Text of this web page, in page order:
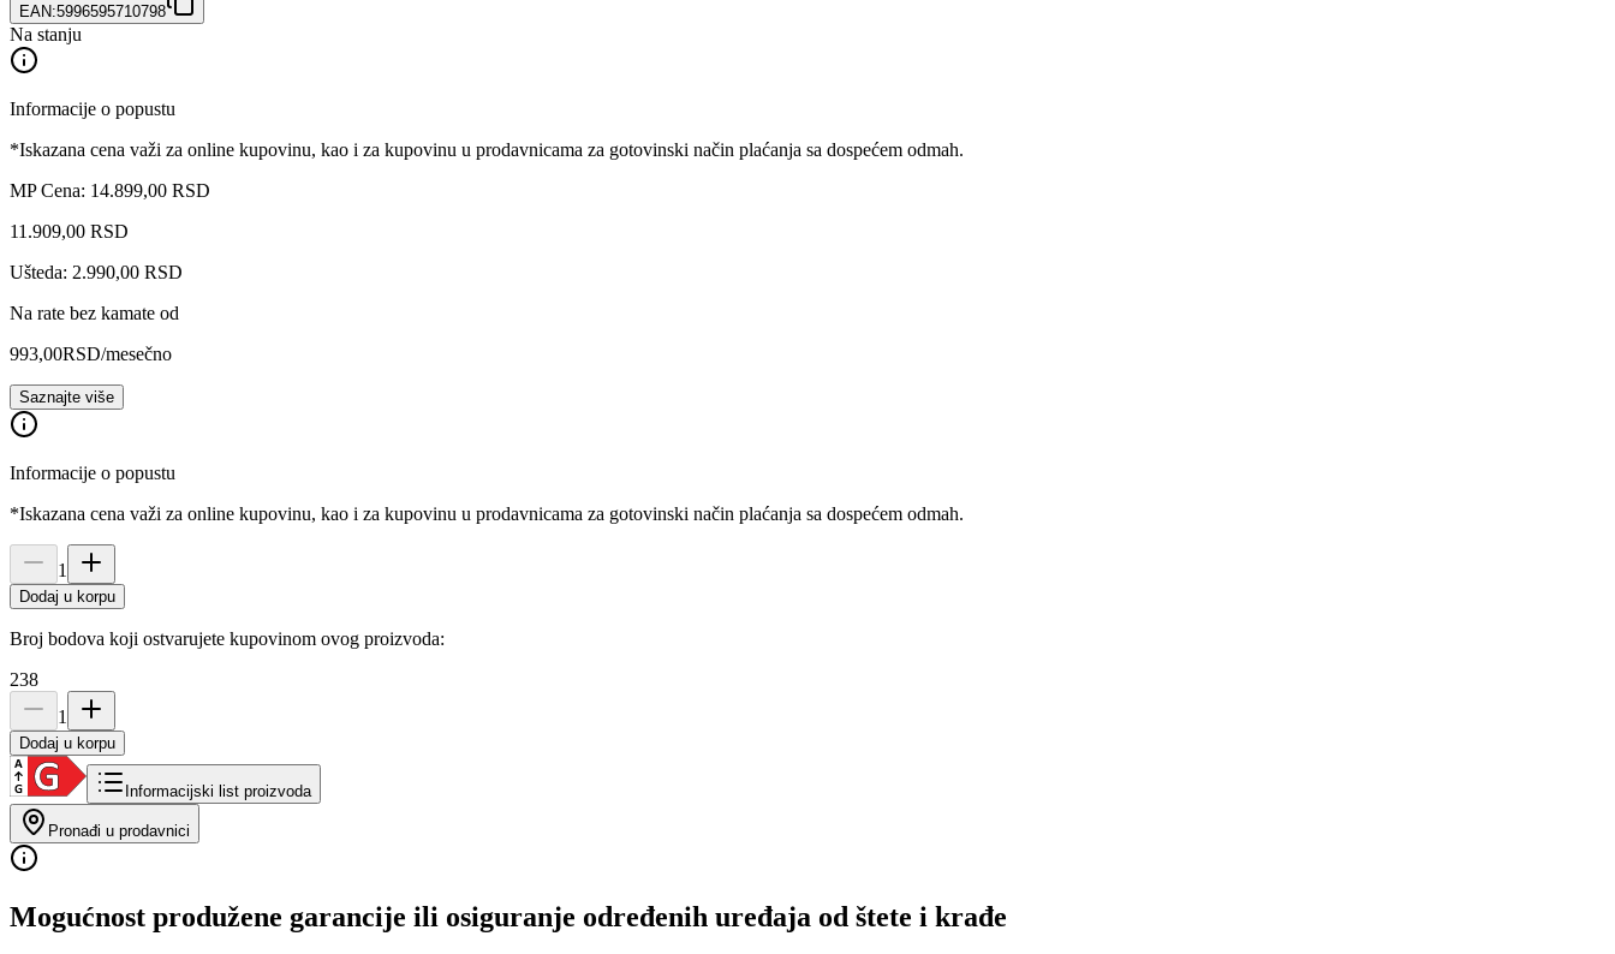
EAN:5996595710798
Na stanju
Informacije o popustu
*Iskazana cena važi za online kupovinu, kao i za kupovinu u prodavnicama za gotovinski način plaćanja sa dospećem odmah.
MP Cena: 14.899,00 RSD
11.909,00 RSD
Ušteda: 2.990,00 RSD
Na rate bez kamate od
993,00RSD/mesečno
Saznajte više
Informacije o popustu
*Iskazana cena važi za online kupovinu, kao i za kupovinu u prodavnicama za gotovinski način plaćanja sa dospećem odmah.
1
Dodaj u korpu
Broj bodova koji ostvarujete kupovinom ovog proizvoda:
238
1
Dodaj u korpu
Informacijski list proizvoda
Pronađi u prodavnici
Mogućnost produžene garancije ili osiguranje određenih uređaja od štete i krađe